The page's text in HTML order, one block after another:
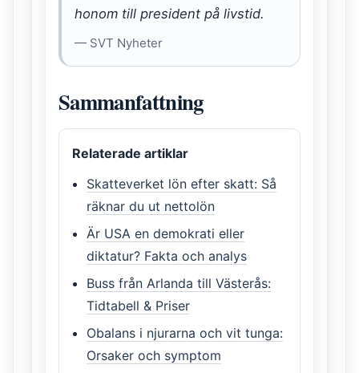
honom till president på livstid.
— SVT Nyheter
Sammanfattning
Relaterade artiklar
Skatteverket lön efter skatt: Så
räknar du ut nettolön
Är USA en demokrati eller
diktatur? Fakta och analys
Buss från Arlanda till Västerås:
Tidtabell & Priser
Obalans i njurarna och vit tunga:
Orsaker och symptom